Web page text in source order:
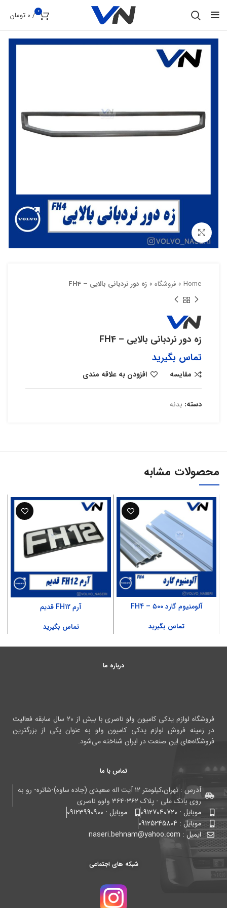
0
/
0 تومان
بزرگنمایی تصویر
Home
» فروشگاه » زه دور نردبانی بالایی – FH4
زه دور نردبانی بالایی – FH4
تماس بگیرید
مقایسه افزودن به علاقه مندی
دسته: بدنه
محصولات مشابه
آلومنیوم گارد ۵۰۰ – FH4
تماس بگیرید
آرم FH12 قدیم
تماس بگیرید
درباره ما
فروشگاه لوازم یدکی کامیون ولو ناصری با بیش از ۲۰ سال سابقه فعالیت
در زمینه فروش لوازم یدکی کامیون ولو به عنوان یکی از بزرگترین
فروشگاه‌های این صنعت در ایران شناخته می‌شود.
تماس با ما
آدرس : تهران،کیلومتر ۱۲ آیت اله سعیدی (جاده ساوه)-شاتره- رو به
روی بانک ملی - پلاک ۳۶۲-۳۶۴ ولوو ناصری
موبایل : 09127040720
موبایل : 09123990900
موبایل : 09125245804
ایمیل : naseri.behnam@yahoo.com
شبکه های اجتماعی